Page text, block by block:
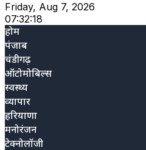
Friday, Aug 7, 2026
07:32:19
होम
पंजाब
चंडीगढ़
ऑटोमोबिल्स
स्वस्थ्य
व्यापार
हरियाणा
मनोरंजन
टेक्नोलॉजी